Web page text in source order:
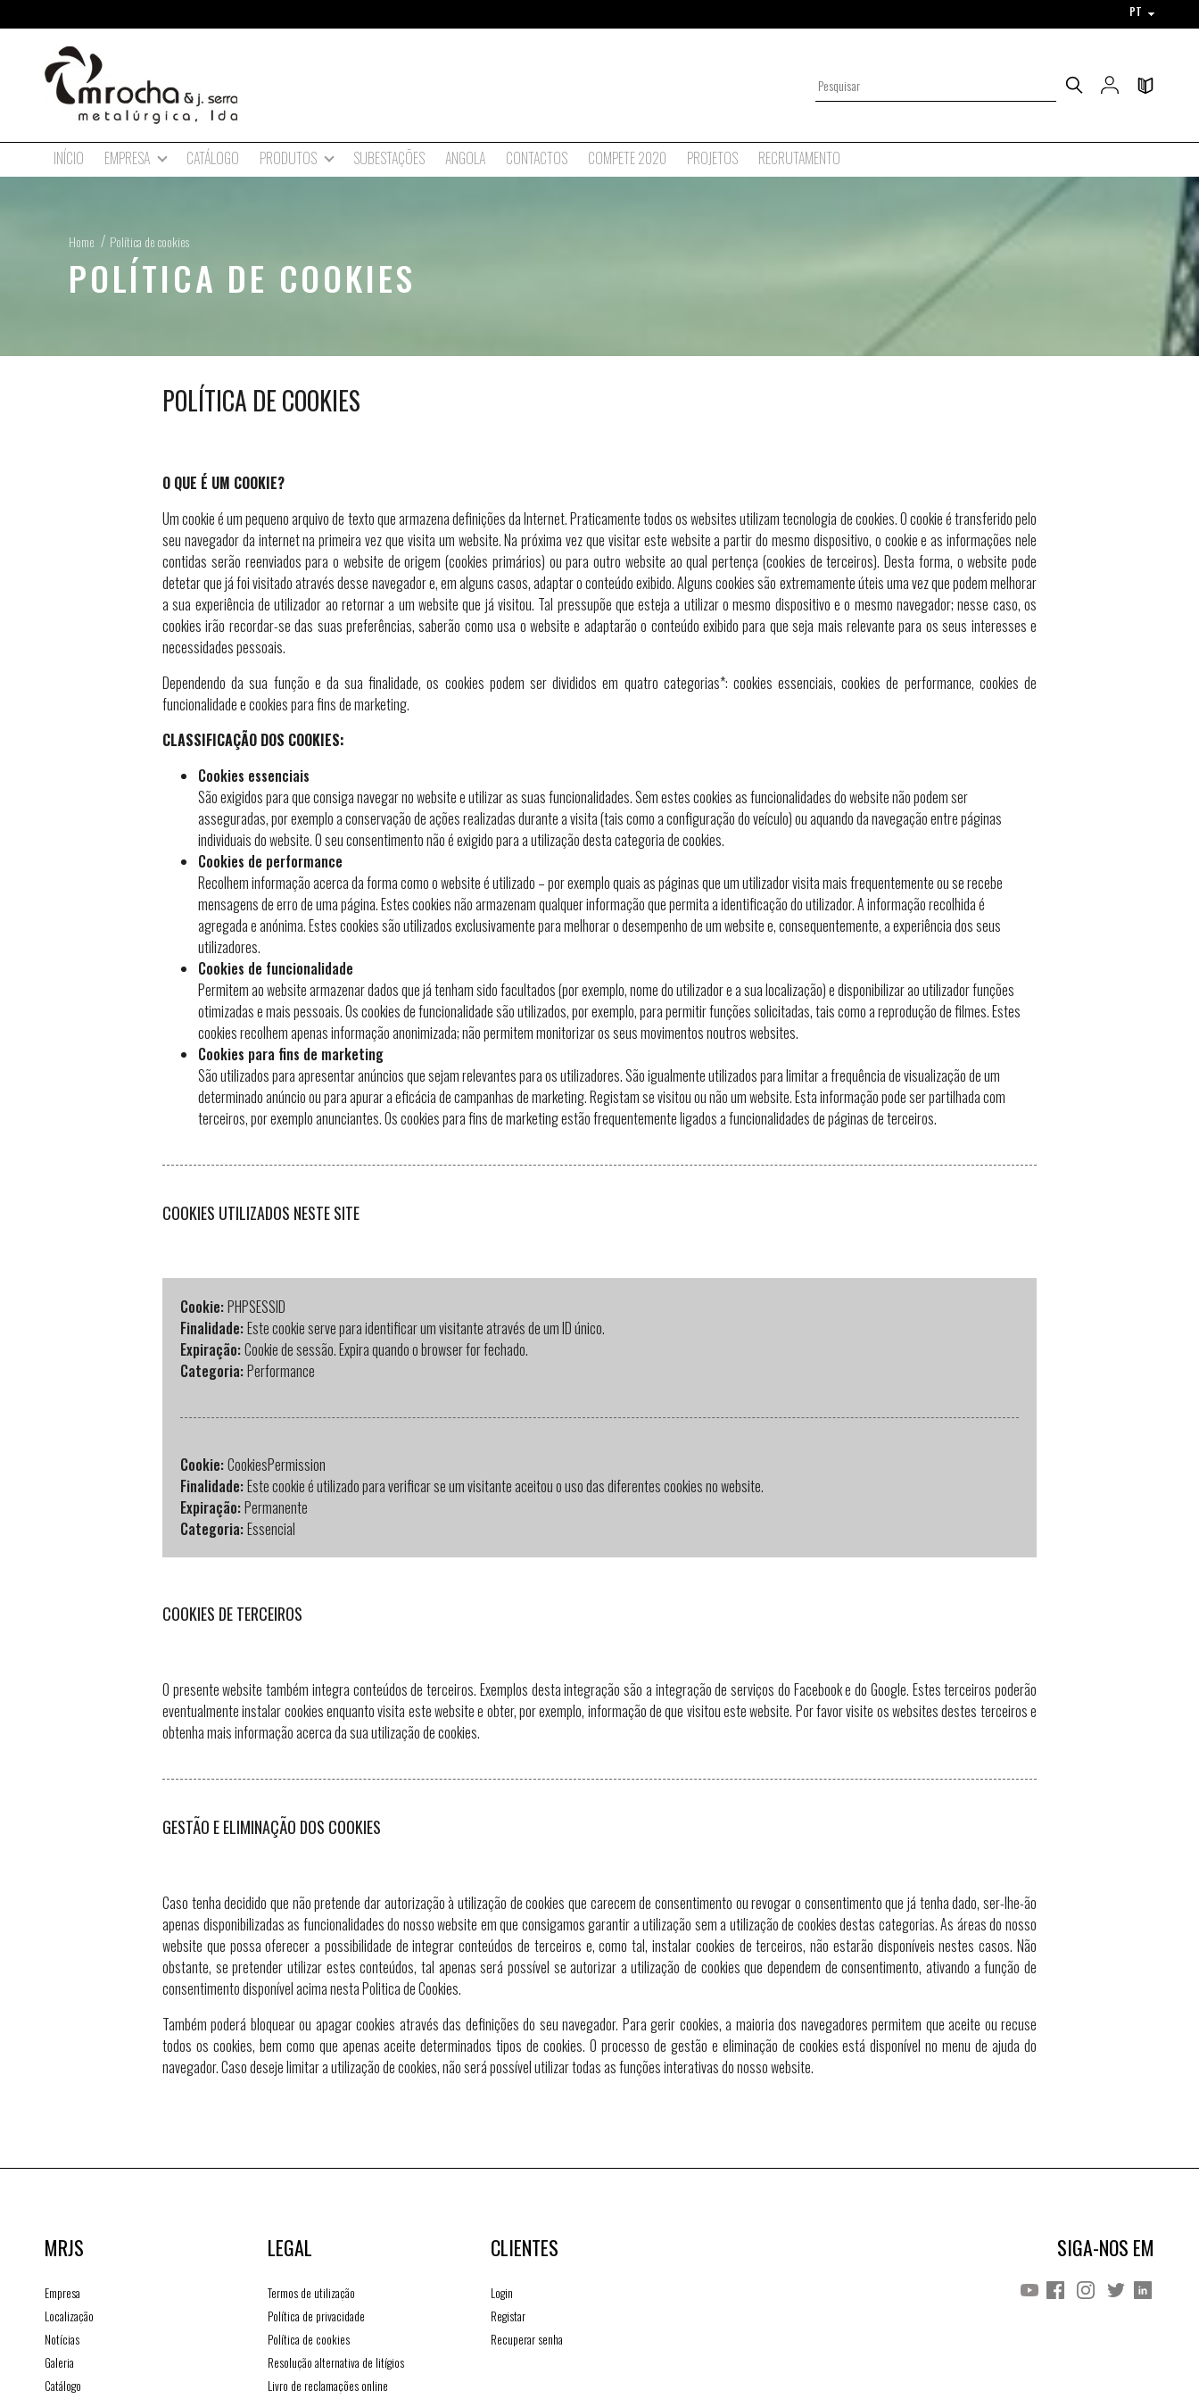
PT
INÍCIO
CATÁLOGO
SUBESTAÇÕES ANGOLA CONTACTOS COMPETE 2020 PROJETOS RECRUTAMENTO
Home Política de cookies
POLÍTICA DE COOKIES
POLÍTICA DE COOKIES
O QUE É UM COOKIE?
Um cookie é um pequeno arquivo de texto que armazena definições da Internet. Praticamente todos os websites utilizam tecnologia de cookies. O cookie é transferido pelo
seu navegador da internet na primeira vez que visita um website. Na próxima vez que visitar este website a partir do mesmo dispositivo, o cookie e as informações nele
contidas serão reenviados para o website de origem (cookies primários) ou para outro website ao qual pertença (cookies de terceiros). Desta forma, o website pode
detetar que já foi visitado através desse navegador e, em alguns casos, adaptar o conteúdo exibido. Alguns cookies são extremamente úteis uma vez que podem melhorar
a sua experiência de utilizador ao retornar a um website que já visitou. Tal pressupõe que esteja a utilizar o mesmo dispositivo e o mesmo navegador; nesse caso, os
cookies irão recordar-se das suas preferências, saberão como usa o website e adaptarão o conteúdo exibido para que seja mais relevante para os seus interesses e
necessidades pessoais.
Dependendo da sua função e da sua finalidade, os cookies podem ser divididos em quatro categorias*: cookies essenciais, cookies de performance, cookies de
funcionalidade e cookies para fins de marketing.
CLASSIFICAÇÃO DOS COOKIES:
Cookies essenciais
São exigidos para que consiga navegar no website e utilizar as suas funcionalidades. Sem estes cookies as funcionalidades do website não podem ser
asseguradas, por exemplo a conservação de ações realizadas durante a visita (tais como a configuração do veículo) ou aquando da navegação entre páginas
individuais do website. O seu consentimento não é exigido para a utilização desta categoria de cookies.
Cookies de performance
Recolhem informação acerca da forma como o website é utilizado – por exemplo quais as páginas que um utilizador visita mais frequentemente ou se recebe
mensagens de erro de uma página. Estes cookies não armazenam qualquer informação que permita a identificação do utilizador. A informação recolhida é
agregada e anónima. Estes cookies são utilizados exclusivamente para melhorar o desempenho de um website e, consequentemente, a experiência dos seus
utilizadores.
Cookies de funcionalidade
Permitem ao website armazenar dados que já tenham sido facultados (por exemplo, nome do utilizador e a sua localização) e disponibilizar ao utilizador funções
otimizadas e mais pessoais. Os cookies de funcionalidade são utilizados, por exemplo, para permitir funções solicitadas, tais como a reprodução de filmes. Estes
cookies recolhem apenas informação anonimizada; não permitem monitorizar os seus movimentos noutros websites.
Cookies para fins de marketing
São utilizados para apresentar anúncios que sejam relevantes para os utilizadores. São igualmente utilizados para limitar a frequência de visualização de um
determinado anúncio ou para apurar a eficácia de campanhas de marketing. Registam se visitou ou não um website. Esta informação pode ser partilhada com
terceiros, por exemplo anunciantes. Os cookies para fins de marketing estão frequentemente ligados a funcionalidades de páginas de terceiros.
COOKIES UTILIZADOS NESTE SITE
Cookie:PHPSESSID
Finalidade:Este cookie serve para identificar um visitante através de um ID único.
Expiração:Cookie de sessão. Expira quando o browser for fechado.
Categoria:Performance
Cookie:CookiesPermission
Finalidade:Este cookie é utilizado para verificar se um visitante aceitou o uso das diferentes cookies no website.
Expiração:Permanente
Categoria:Essencial
COOKIES DE TERCEIROS
O presente website também integra conteúdos de terceiros. Exemplos desta integração são a integração de serviços do Facebook e do Google. Estes terceiros poderão
eventualmente instalar cookies enquanto visita este website e obter, por exemplo, informação de que visitou este website. Por favor visite os websites destes terceiros e
obtenha mais informação acerca da sua utilização de cookies.
GESTÃO E ELIMINAÇÃO DOS COOKIES
Caso tenha decidido que não pretende dar autorização à utilização de cookies que carecem de consentimento ou revogar o consentimento que já tenha dado, ser-lhe-ão
apenas disponibilizadas as funcionalidades do nosso website em que consigamos garantir a utilização sem a utilização de cookies destas categorias. As áreas do nosso
website que possa oferecer a possibilidade de integrar conteúdos de terceiros e, como tal, instalar cookies de terceiros, não estarão disponíveis nestes casos. Não
obstante, se pretender utilizar estes conteúdos, tal apenas será possível se autorizar a utilização de cookies que dependem de consentimento, ativando a função de
consentimento disponível acima nesta Politica de Cookies.
Também poderá bloquear ou apagar cookies através das definições do seu navegador. Para gerir cookies, a maioria dos navegadores permitem que aceite ou recuse
todos os cookies, bem como que apenas aceite determinados tipos de cookies. O processo de gestão e eliminação de cookies está disponível no menu de ajuda do
navegador. Caso deseje limitar a utilização de cookies, não será possível utilizar todas as funções interativas do nosso website.
MRJS
Empresa
Localização
Notícias
Galeria
Catálogo
LEGAL
Termos de utilização
Política de privacidade
Política de cookies
Resolução alternativa de litígios
Livro de reclamações online
CLIENTES
Login
Registar
Recuperar senha
SIGA-NOS EM